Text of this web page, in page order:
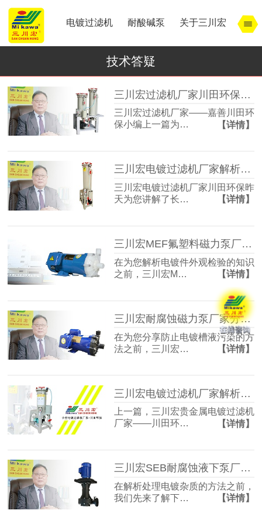
电镀过滤机 耐酸碱泵 关于三川宏
技术答疑
三川宏过滤机厂家川田环保解析宁波余姚镇北工业园模式
三川宏过滤机厂家——嘉善川田环
保小编上一篇为…
【详情】
三川宏电镀过滤机厂家解析宁波余姚镇北工业园区的特点
三川宏电镀过滤机厂家川田环保昨
天为您讲解了长…
【详情】
三川宏MEF氟塑料磁力泵厂家解析电镀件外观检验的知识
在为您解析电镀件外观检验的知识
之前，三川宏M…
【详情】
三川宏耐腐蚀磁力泵厂家分享防止电镀槽液污染的方法
在为您分享防止电镀槽液污染的方
法之前，三川宏…
【详情】
三川宏电镀过滤机厂家解析电刷镀技术工艺流程
上一篇，三川宏贵金属电镀过滤机
厂家——川田环…
【详情】
三川宏SEB耐腐蚀液下泵厂家解析电镀杂质的处理方法
在解析处理电镀杂质的方法之前，
我们先来了解下…
【详情】